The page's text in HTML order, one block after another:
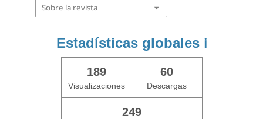
Sobre la revista
Estadísticas globales ℹ️
189
Visualizaciones
60
Descargas
249